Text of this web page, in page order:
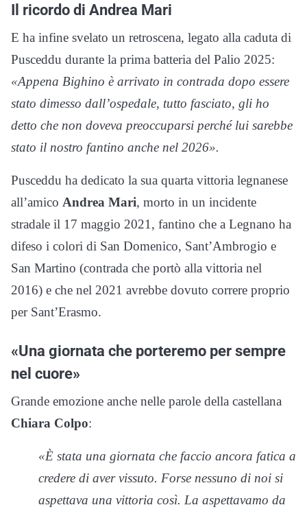
Il ricordo di Andrea Mari
E ha infine svelato un retroscena, legato alla caduta di
Pusceddu durante la prima batteria del Palio 2025:
«Appena Bighino è arrivato in contrada dopo essere
stato dimesso dall’ospedale, tutto fasciato, gli ho
detto che non doveva preoccuparsi perché lui sarebbe
stato il nostro fantino anche nel 2026».
Pusceddu ha dedicato la sua quarta vittoria legnanese
all’amico Andrea Mari, morto in un incidente
stradale il 17 maggio 2021, fantino che a Legnano ha
difeso i colori di San Domenico, Sant’Ambrogio e
San Martino (contrada che portò alla vittoria nel
2016) e che nel 2021 avrebbe dovuto correre proprio
per Sant’Erasmo.
«Una giornata che porteremo per sempre
nel cuore»
Grande emozione anche nelle parole della castellana
Chiara Colpo:
«È stata una giornata che faccio ancora fatica a
credere di aver vissuto. Forse nessuno di noi si
aspettava una vittoria così. La aspettavamo da